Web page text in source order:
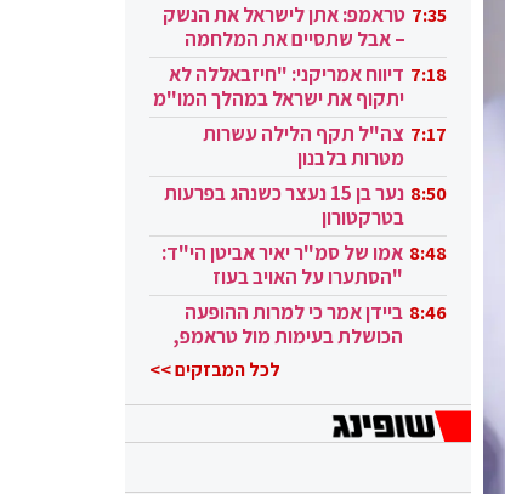
7:35 טראמפ: אתן לישראל את הנשק
– אבל שתסיים את המלחמה
בעזה 7:18 דיווח אמריקני: "חיזבאללה לא
יתקוף את ישראל במהלך המו"מ
בקטאר" 7:17 צה"ל תקף הלילה עשרות
מטרות בלבנון
8:50
נער בן 15 נעצר כשנהג בפרעות
בטרקטורון
8:48 אמו של סמ"ר יאיר אביטן הי"ד:
"הסתערו על האויב בעוז
ובגבורה" 8:46 ביידן אמר כי למרות ההופעה
הכושלת בעימות מול טראמפ,
לכל המבזקים >>